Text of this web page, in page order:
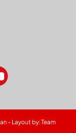
- Layout by: Team